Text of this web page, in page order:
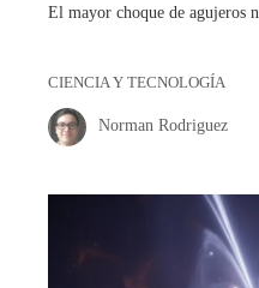
El mayor choque de agujeros
CIENCIA Y TECNOLOGÍA
Norman Rodriguez